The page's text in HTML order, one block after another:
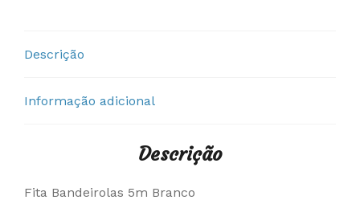
Descrição
Informação adicional
Descrição
Fita Bandeirolas 5m Branco